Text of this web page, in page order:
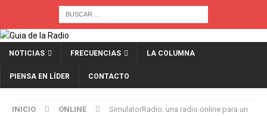
NOTICIAS FRECUENCIAS LA COLUMNA
PIENSA EN LÍDER CONTACTO
INICIO ONLINE
SimulatorRadio: una radio online para un